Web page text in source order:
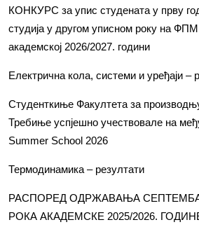
КОНКУРС за упис студената у прву
студија у другом уписном року на
академској 2026/2027. години
Електрична кола, системи и уређаји –
Студенткиње Факултета за
Требиње успјешно учествовале на
Summer School 2026
Термодинамика – резултати
РАСПОРЕД ОДРЖАВАЊА
РОКА АКАДЕМСКЕ 2025/2026.